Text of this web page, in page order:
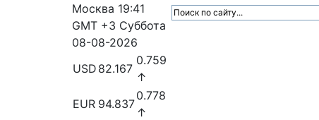
Москва 19:41
GMT +3 Суббота
08-08-2026
USD 82.167
0.759
↑
EUR 94.837
0.778
↑